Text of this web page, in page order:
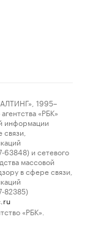
1995–
«РБК»
информации
и сетевого
массовой
в сфере связи,
82385)
«РБК».